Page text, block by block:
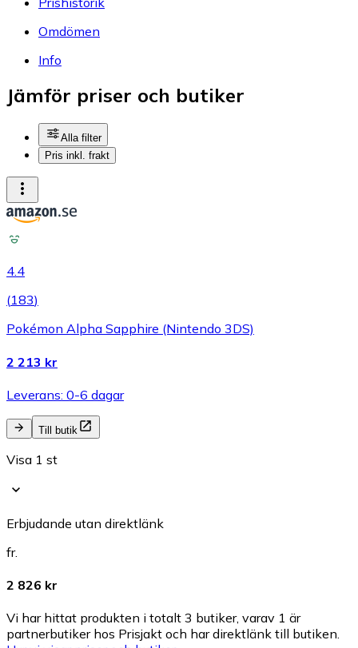
Omdömen
Info
Jämför priser och butiker
Alla filter
Pris inkl. frakt
4.4
(183)
Pokémon Alpha Sapphire (Nintendo 3DS)
2 213 kr
Leverans: 0-6 dagar
Till butik
Visa 1 st
Erbjudande utan direktlänk
fr.
2 826 kr
Vi har hittat produkten i totalt 3 butiker, varav 1 är
partnerbutiker hos Prisjakt och har direktlänk till butiken.